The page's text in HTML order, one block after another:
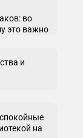
во
это важно
и
на